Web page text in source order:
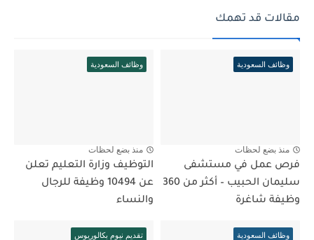
مقالات قد تهمك
وظائف السعودية
منذ بضع لحظات
فرص عمل في مستشفى
سليمان الحبيب – أكثر من 360
وظيفة شاغرة
وظائف السعودية
منذ بضع لحظات
التوظيف وزارة التعليم تعلن
عن 10494 وظيفة للرجال
والنساء
وظائف السعودية تقديم نيوم بكالوريوس